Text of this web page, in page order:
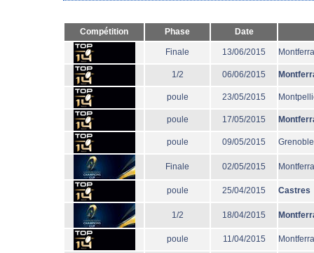
Compétition Phase Date
Finale 13/06/2015
1/2 06/06/2015
poule 23/05/2015
poule 17/05/2015
poule 09/05/2015 Grenoble
Finale 02/05/2015
poule 25/04/2015 Castres
1/2 18/04/2015
poule 11/04/2015